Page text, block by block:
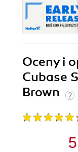
Oceny i
Cubase
Brown